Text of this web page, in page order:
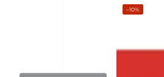
–10%